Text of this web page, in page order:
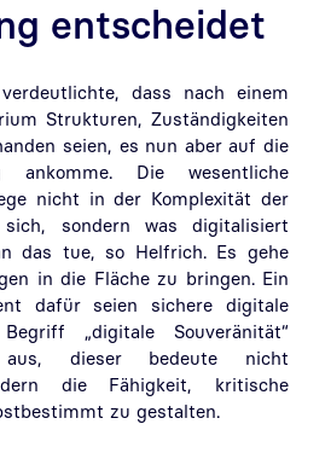
entscheidet
dass nach einem
Strukturen, Zuständigkeiten
seien, es nun aber auf die
ankomme. Die wesentliche
nicht in der Komplexität der
sondern was digitalisiert
das tue, so Helfrich. Es gehe
in die Fläche zu bringen. Ein
dafür seien sichere digitale
„digitale Souveränität“
dieser bedeute nicht
die Fähigkeit, kritische
zu gestalten.